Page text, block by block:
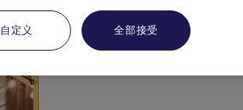
自定义 全部接受